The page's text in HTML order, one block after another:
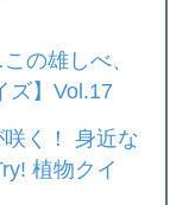
の雄しべ、
ズ】Vol.17
く！ 身近な
植物クイ